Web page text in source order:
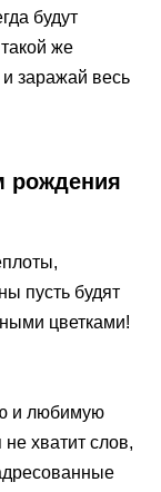
будут
же
заражай весь
рождения
пусть будят
цветками!
и любимую
хватит слов,